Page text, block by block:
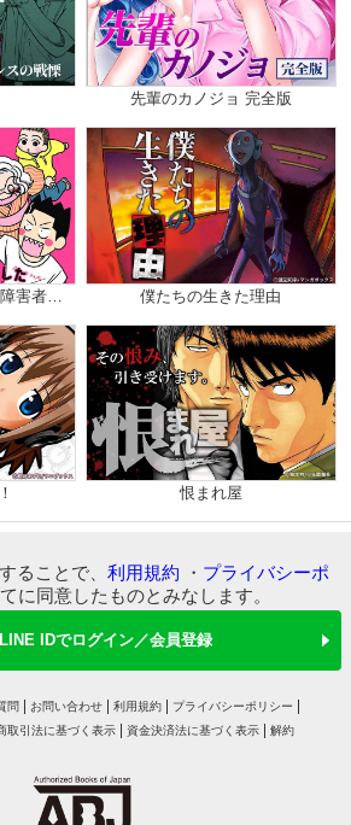
先輩のカノジョ 完全版
僕たちの生きた理由
恨まれ屋
ることで、 利用規約 ・ プライバシーポ
に同意したものとみなします。
LINE IDでログイン／会員登録
問 お問い合わせ 利用規約
プライバシーポリシー
取引法に基づく表示 資金決済法に基づく表示 解約